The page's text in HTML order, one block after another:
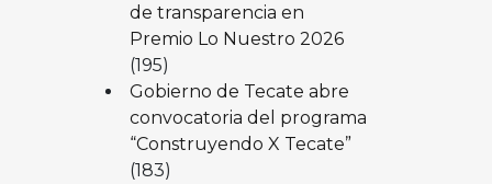
de transparencia en
Premio Lo Nuestro 2026
(195)
Gobierno de Tecate abre
convocatoria del programa
“Construyendo X Tecate”
(183)